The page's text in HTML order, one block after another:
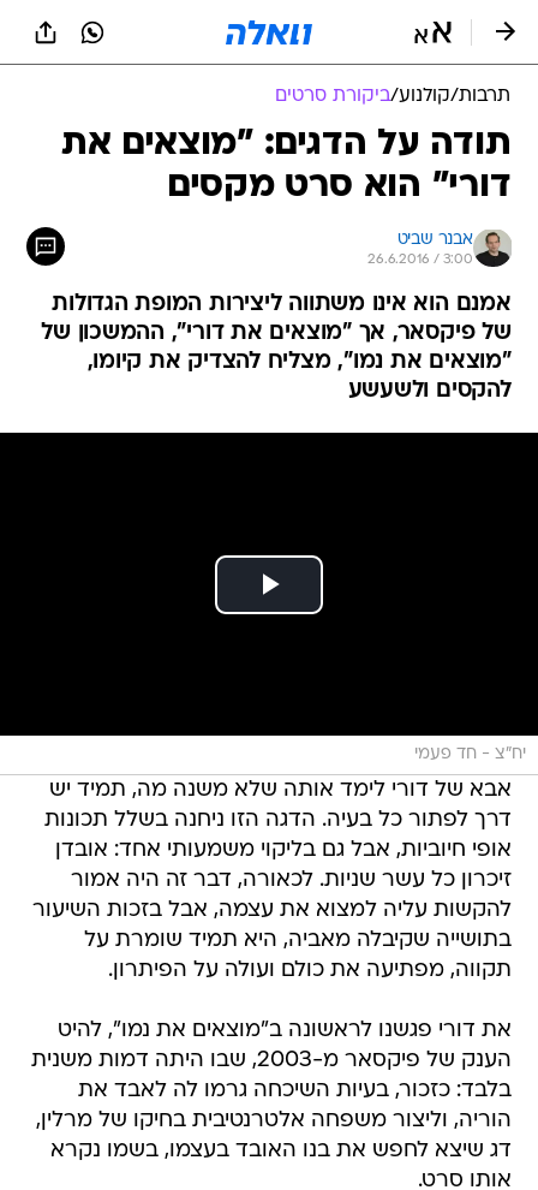
תרבות/קולנוע/ביקורת סרטים
תודה על הדגים: "מוצאים את
דורי" הוא סרט מקסים
אבנר שביט
26.6.2016 / 3:00
אמנם הוא אינו משתווה ליצירות המופת הגדולות
של פיקסאר, אך "מוצאים את דורי", ההמשכון של
"מוצאים את נמו", מצליח להצדיק את קיומו,
להקסים ולשעשע
יח"צ - חד פעמי
אבא של דורי לימד אותה שלא משנה מה, תמיד יש
דרך לפתור כל בעיה. הדגה הזו ניחנה בשלל תכונות
אופי חיוביות, אבל גם בליקוי משמעותי אחד: אובדן
זיכרון כל עשר שניות. לכאורה, דבר זה היה אמור
להקשות עליה למצוא את עצמה, אבל בזכות השיעור
בתושייה שקיבלה מאביה, היא תמיד שומרת על
תקווה, מפתיעה את כולם ועולה על הפיתרון.
את דורי פגשנו לראשונה ב"מוצאים את נמו", להיט
הענק של פיקסאר מ-2003, שבו היתה דמות משנית
בלבד: כזכור, בעיות השיכחה גרמו לה לאבד את
הוריה, וליצור משפחה אלטרנטיבית בחיקו של מרלין,
דג שיצא לחפש את בנו האובד בעצמו, בשמו נקרא
אותו סרט.